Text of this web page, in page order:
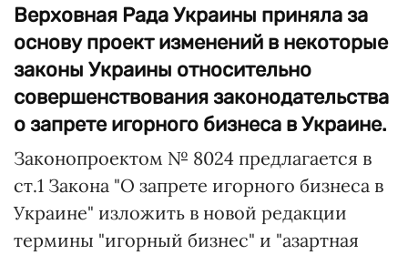
Верховная Рада Украины приняла за
основу проект изменений в некоторые
законы Украины относительно
совершенствования законодательства
о запрете игорного бизнеса в Украине.
Законопроектом № 8024 предлагается в
ст.1 Закона "О запрете игорного бизнеса в
Украине" изложить в новой редакции
термины "игорный бизнес" и "азартная